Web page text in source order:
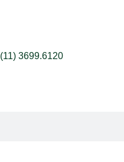
(11) 3699.6120